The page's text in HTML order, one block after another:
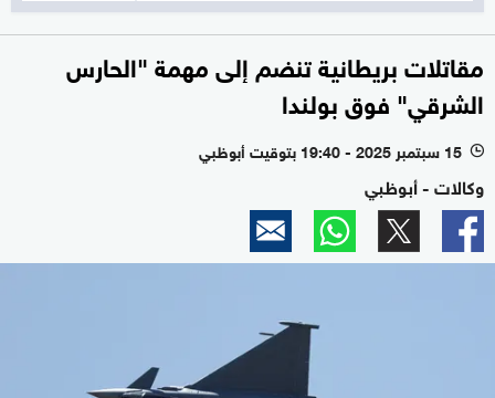
مقاتلات بريطانية تنضم إلى مهمة "الحارس
الشرقي" فوق بولندا
l 15 سبتمبر 2025 - 19:40 بتوقيت أبوظبي
وكالات - أبوظبي